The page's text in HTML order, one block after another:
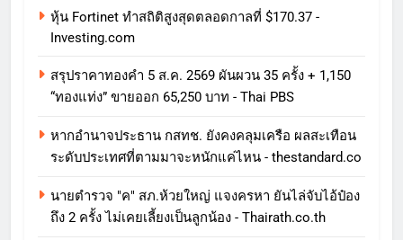
หุ้น Fortinet ทําสถิติสูงสุดตลอดกาลที่ $170.37 -
Investing.com
สรุปราคาทองคำ 5 ส.ค. 2569 ผันผวน 35 ครั้ง + 1,150
“ทองแท่ง” ขายออก 65,250 บาท - Thai PBS
หากอำนาจประธาน กสทช. ยังคงคลุมเครือ ผลสะเทือน
ระดับประเทศที่ตามมาจะหนักแค่ไหน - thestandard.co
นายตำรวจ "ค" สภ.ห้วยใหญ่ แจงครหา ยันไล่จับไอ้ป๋อง
ถึง 2 ครั้ง ไม่เคยเลี้ยงเป็นลูกน้อง - Thairath.co.th